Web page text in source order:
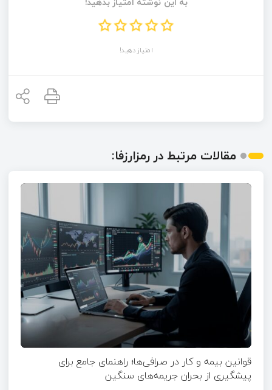
امتیاز دهید!
مقالات مرتبط در رمزارزفا:
قوانین بیمه و کار در صرافی‌ها؛ راهنمای جامع برای
پیشگیری از بحران جریمه‌های سنگین